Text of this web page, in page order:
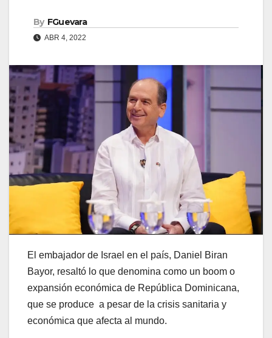
By FGuevara
ABR 4, 2022
El embajador de Israel en el país, Daniel Biran
Bayor, resaltó lo que denomina como un boom o
expansión económica de República Dominicana,
que se produce a pesar de la crisis sanitaria y
económica que afecta al mundo.